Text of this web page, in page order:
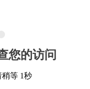
您的访问
等 1秒